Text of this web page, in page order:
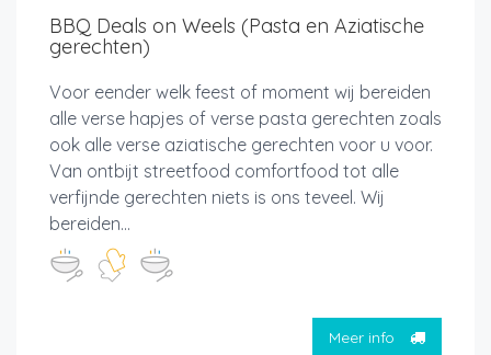
BBQ Deals on Weels (Pasta en Aziatische
gerechten)
Voor eender welk feest of moment wij bereiden
alle verse hapjes of verse pasta gerechten zoals
ook alle verse aziatische gerechten voor u voor.
Van ontbijt streetfood comfortfood tot alle
verfijnde gerechten niets is ons teveel. Wij
bereiden...
Meer info